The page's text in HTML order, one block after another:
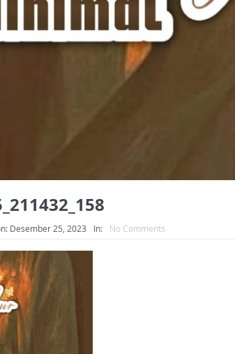
Desember 25, 2023 In: No Comments